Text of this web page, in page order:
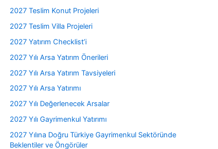
2027 Teslim Konut Projeleri
2027 Teslim Villa Projeleri
2027 Yatırım Checklist’i
2027 Yılı Arsa Yatırım Önerileri
2027 Yılı Arsa Yatırım Tavsiyeleri
2027 Yılı Arsa Yatırımı
2027 Yılı Değerlenecek Arsalar
2027 Yılı Gayrimenkul Yatırımı
2027 Yılına Doğru Türkiye Gayrimenkul Sektöründe
Beklentiler ve Öngörüler